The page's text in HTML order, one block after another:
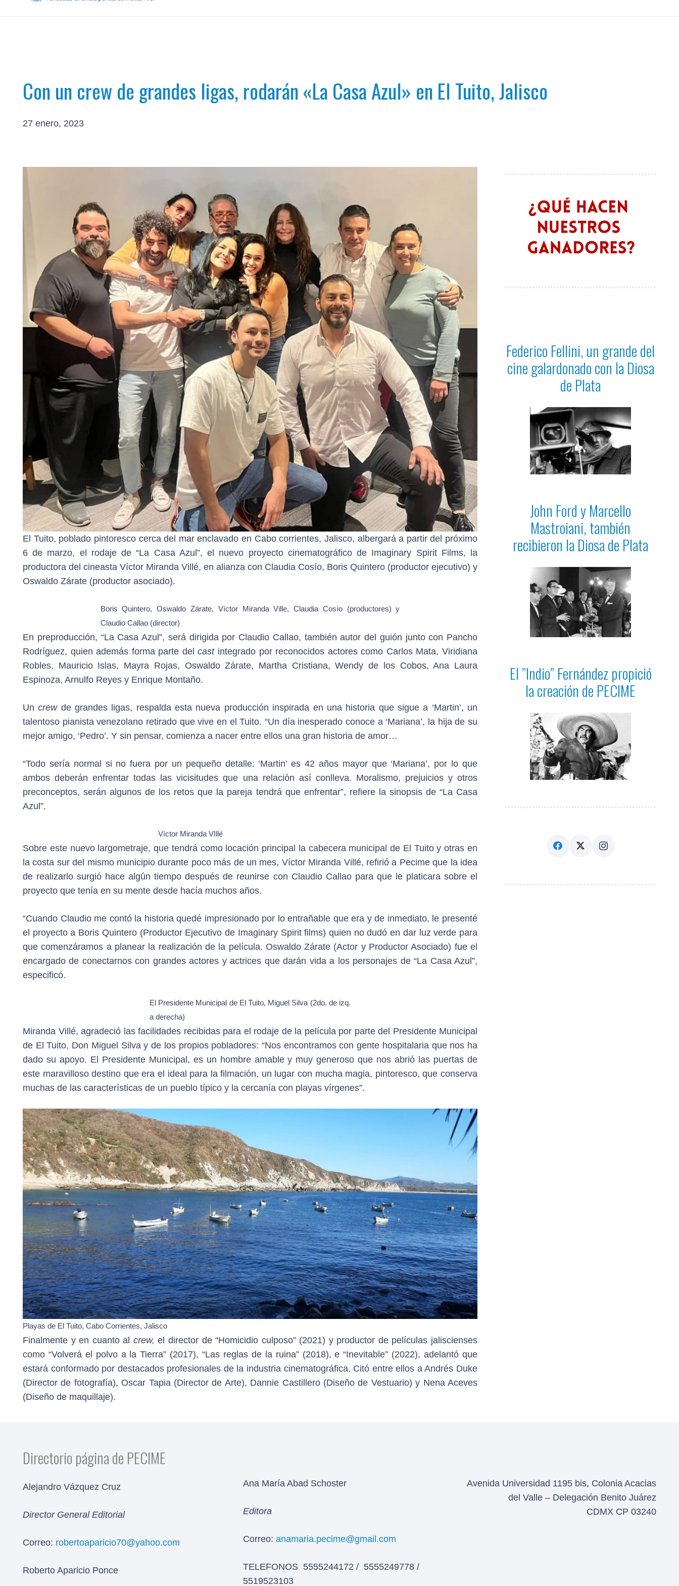
Con un crew de grandes ligas, rodarán «La Casa Azul» en El Tuito, Jalisco
27 enero, 2023
El Tuito, poblado pintoresco cerca del mar enclavado en Cabo corrientes, Jalisco, albergará a partir del próximo
6 de marzo, el rodaje de “La Casa Azul”, el nuevo proyecto cinematográfico de Imaginary Spirit Films, la
productora del cineasta Víctor Miranda Villé, en alianza con Claudia Cosío, Boris Quintero (productor ejecutivo) y
Oswaldo Zárate (productor asociado).
Boris Quintero, Oswaldo Zárate, Víctor Miranda Ville, Claudia Cosío (productores) y
Claudio Callao (director)
En preproducción, “La Casa Azul”, será dirigida por Claudio Callao, también autor del guión junto con Pancho
Rodríguez, quien además forma parte delcast integrado por reconocidos actores como Carlos Mata, Viridiana
Robles, Mauricio Islas, Mayra Rojas, Oswaldo Zárate, Martha Cristiana, Wendy de los Cobos, Ana Laura
Espinoza, Arnulfo Reyes y Enrique Montaño.
Uncrew de grandes ligas, respalda esta nueva producción inspirada en una historia que sigue a ‘Martin’, un
talentoso pianista venezolano retirado que vive en el Tuito. “Un día inesperado conoce a ‘Mariana’, la hija de su
mejor amigo, ‘Pedro’. Y sin pensar, comienza a nacer entre ellos una gran historia de amor…
“Todo sería normal si no fuera por un pequeño detalle: ‘Martin’ es 42 años mayor que ‘Mariana’, por lo que
ambos deberán enfrentar todas las vicisitudes que una relación así conlleva. Moralismo, prejuicios y otros
preconceptos, serán algunos de los retos que la pareja tendrá que enfrentar”, refiere la sinopsis de “La Casa
Azul”.
Víctor Miranda VIllé
Sobre este nuevo largometraje, que tendrá como locación principal la cabecera municipal de El Tuito y otras en
la costa sur del mismo municipio durante poco más de un mes, Víctor Miranda Villé, refirió a Pecime que la idea
de realizarlo surgió hace algún tiempo después de reunirse con Claudio Callao para que le platicara sobre el
proyecto que tenía en su mente desde hacía muchos años.
“Cuando Claudio me contó la historia quedé impresionado por lo entrañable que era y de inmediato, le presenté
el proyecto a Boris Quintero (Productor Ejecutivo de Imaginary Spirit films) quien no dudó en dar luz verde para
que comenzáramos a planear la realización de la película. Oswaldo Zárate (Actor y Productor Asociado) fue el
encargado de conectarnos con grandes actores y actrices que darán vida a los personajes de “La Casa Azul”,
especificó.
El Presidente Municipal de El Tuito, Miguel Silva (2do. de izq.
a derecha)
Miranda Villé, agradeció las facilidades recibidas para el rodaje de la película por parte del Presidente Municipal
de El Tuito, Don Miguel Silva y de los propios pobladores: “Nos encontramos con gente hospitalaria que nos ha
dado su apoyo. El Presidente Municipal, es un hombre amable y muy generoso que nos abrió las puertas de
este maravilloso destino que era el ideal para la filmación, un lugar con mucha magia, pintoresco, que conserva
muchas de las características de un pueblo típico y la cercanía con playas vírgenes”.
Playas de El Tuito, Cabo Corrientes, Jalisco
Finalmente y en cuanto al crew, el director de “Homicidio culposo” (2021) y productor de películas jaliscienses
como “Volverá el polvo a la Tierra” (2017), “Las reglas de la ruina” (2018), e “Inevitable” (2022), adelantó que
estará conformado por destacados profesionales de la industria cinematográfica. Citó entre ellos a Andrés Duke
(Director de fotografía), Oscar Tapia (Director de Arte), Dannie Castillero (Diseño de Vestuario) y Nena Aceves
(Diseño de maquillaje).
Federico Fellini, un grande del
cine galardonado con la Diosa
de Plata
John Ford y Marcello
Mastroiani, también
recibieron la Diosa de Plata
El ”Indio” Fernández propició
la creación de PECIME
Directorio página de PECIME
Alejandro Vázquez Cruz
Director General Editorial
Correo: robertoaparicio70@yahoo.com
Roberto Aparicio Ponce
Ana María Abad Schoster
Editora
Correo: anamaria.pecime@gmail.com
TELEFONOS 5555244172 / 5555249778 /
5519523103
Avenida Universidad 1195 bis, Colonia Acacias
del Valle – Delegación Benito Juárez
CDMX CP 03240